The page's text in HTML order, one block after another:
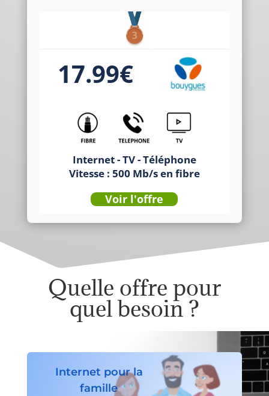
17.99€
Internet - TV - Téléphone
Vitesse : 500 Mb/s en fibre
Voir l'offre
Quelle offre pour
quel besoin ?
Internet pour la
famille